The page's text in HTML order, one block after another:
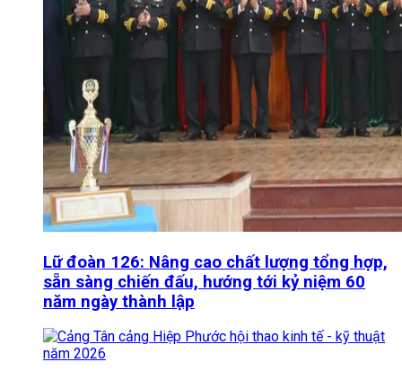
Lữ đoàn 126: Nâng cao chất lượng tổng hợp,
sẵn sàng chiến đấu, hướng tới kỷ niệm 60
năm ngày thành lập